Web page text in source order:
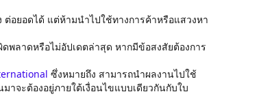
อยอดได้ แต่ห้ามนำไปใช้ทางการค้าหรือแสวงหา
พลาดหรือไม่อัปเดตล่าสุด หากมีข้อสงสัยต้องการ
ซึ่งหมายถึง สามารถนำผลงานไปใช้
าจะต้องอยู่ภายใต้เงื่อนไขแบบเดียวกันกับใบ